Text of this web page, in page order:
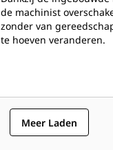
de machinist
zonder van
te hoeven veranderen.
Meer Laden